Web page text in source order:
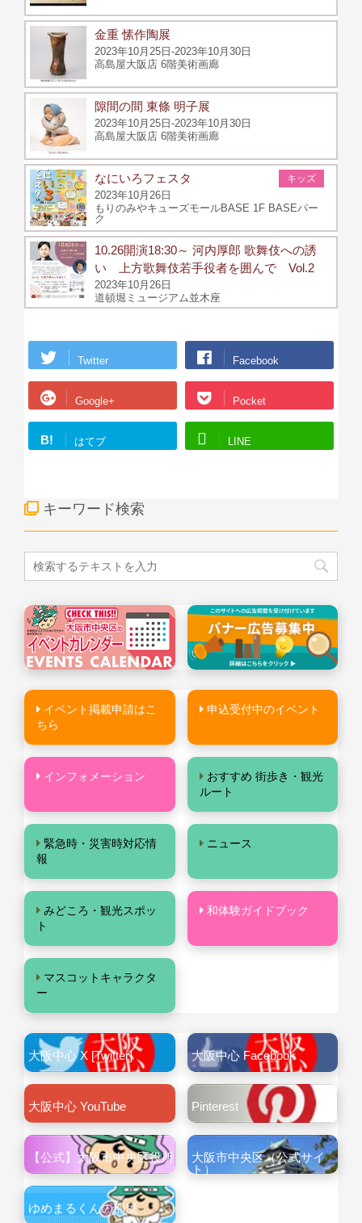
金重 愫作陶展
2023年10月25日-2023年10月30日
高島屋大阪店 6階美術画廊
隙間の間 東條 明子展
2023年10月25日-2023年10月30日
高島屋大阪店 6階美術画廊
キッズ
なにいろフェスタ
2023年10月26日
もりのみやキューズモールBASE 1F BASEパー
ク
10.26開演18:30～ 河内厚郎 歌舞伎への誘
い 上方歌舞伎若手役者を囲んで Vol.2
2023年10月26日
道頓堀ミュージアム並木座
Twitter Facebook
Google+ Pocket
B! はてブ LINE
キーワード検索
イベント掲載申請はこ
ちら
申込受付中のイベント
インフォメーション
おすすめ 街歩き・観光
ルート
緊急時・災害時対応情
報
ニュース
みどころ・観光スポッ
ト
和体験ガイドブック
マスコットキャラクタ
ー
大阪中心 X [Twitter] 大阪中心 Facebook
大阪中心 YouTube Pinterest
【公式】大阪市中央区役所
大阪市中央区（公式サイ
ト）
ゆめまるくんの部屋